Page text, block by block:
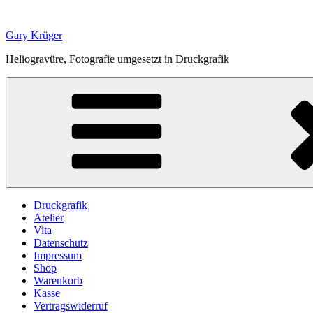
springen
Gary Krüger
Heliogravüre, Fotografie umgesetzt in Druckgrafik
Druckgrafik
Atelier
Vita
Datenschutz
Impressum
Shop
Warenkorb
Kasse
Vertragswiderruf